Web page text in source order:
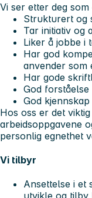
Vi ser etter deg som
Strukturert og
Tar initiativ og
Liker å jobbe i
Har god
anvender som
Har gode
God
God
Hos oss er det
arbeidsoppgavene
personlig egnethet
Vi tilbyr
Ansettelse i et